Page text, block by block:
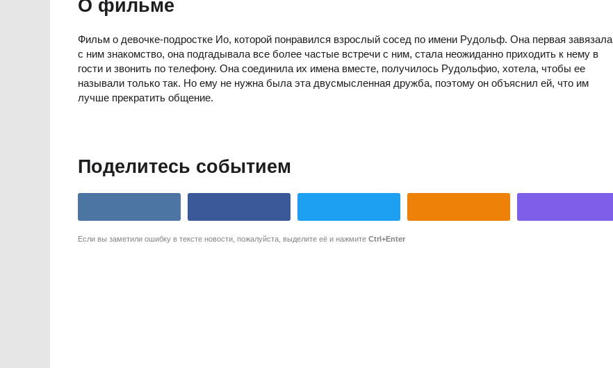
О фильме
Фильм о девочке-подростке Ио, которой понравился взрослый сосед по имени Рудольф. Она первая завязала
с ним знакомство, она подгадывала все более частые встречи с ним, стала неожиданно приходить к нему в
гости и звонить по телефону. Она соединила их имена вместе, получилось Рудольфио, хотела, чтобы ее
называли только так. Но ему не нужна была эта двусмысленная дружба, поэтому он объяснил ей, что им
лучше прекратить общение.
Поделитесь событием
Если вы заметили ошибку в тексте новости, пожалуйста, выделите её и нажмите Ctrl+Enter